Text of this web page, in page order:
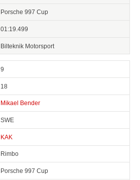
Porsche 997 Cup
01:19.499
Bilteknik Motorsport
9
18
Mikael Bender
SWE
KAK
Rimbo
Porsche 997 Cup